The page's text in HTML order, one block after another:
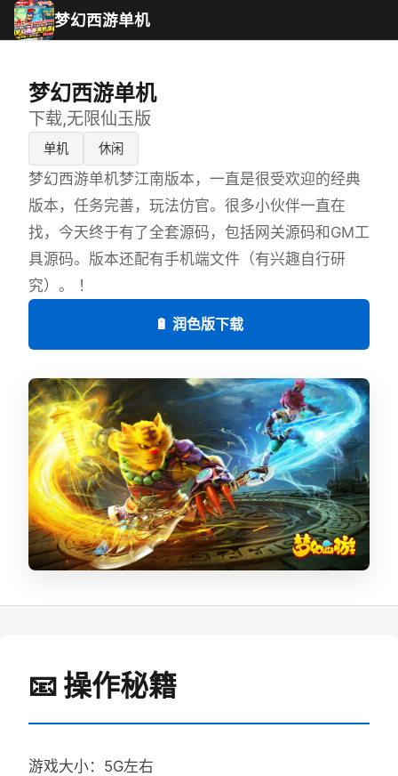
梦幻西游单机
梦幻西游单机
下载,无限仙玉版
单机 休闲
梦幻西游单机梦江南版本，一直是很受欢迎的经典
版本，任务完善，玩法仿官。很多小伙伴一直在
找，今天终于有了全套源码，包括网关源码和GM工
具源码。版本还配有手机端文件（有兴趣自行研
究）。 ！
🔋 润色版下载
📧 操作秘籍
游戏大小：5G左右